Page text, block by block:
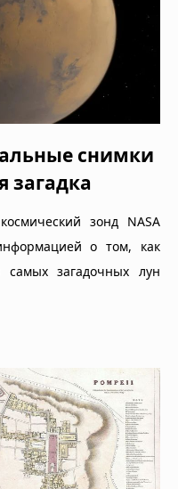
снимки
загадка
зонд NASA
о том, как
загадочных лун